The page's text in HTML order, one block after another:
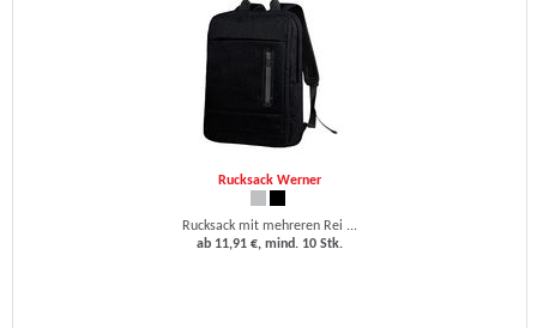
Rucksack Werner
Rucksack mit mehreren Rei ...
ab 11,91 €, mind. 10 Stk.